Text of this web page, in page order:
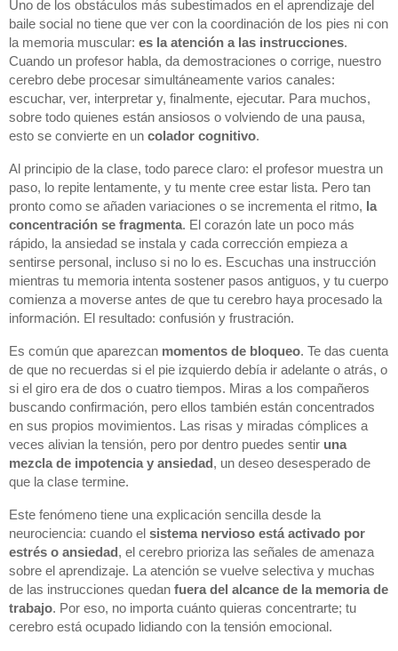
Uno de los obstáculos más subestimados en el aprendizaje del
baile social no tiene que ver con la coordinación de los pies ni con
la memoria muscular: es la atención a las instrucciones.
Cuando un profesor habla, da demostraciones o corrige, nuestro
cerebro debe procesar simultáneamente varios canales:
escuchar, ver, interpretar y, finalmente, ejecutar. Para muchos,
sobre todo quienes están ansiosos o volviendo de una pausa,
esto se convierte en un colador cognitivo.
Al principio de la clase, todo parece claro: el profesor muestra un
paso, lo repite lentamente, y tu mente cree estar lista. Pero tan
pronto como se añaden variaciones o se incrementa el ritmo, la
concentración se fragmenta. El corazón late un poco más
rápido, la ansiedad se instala y cada corrección empieza a
sentirse personal, incluso si no lo es. Escuchas una instrucción
mientras tu memoria intenta sostener pasos antiguos, y tu cuerpo
comienza a moverse antes de que tu cerebro haya procesado la
información. El resultado: confusión y frustración.
Es común que aparezcan momentos de bloqueo. Te das cuenta
de que no recuerdas si el pie izquierdo debía ir adelante o atrás, o
si el giro era de dos o cuatro tiempos. Miras a los compañeros
buscando confirmación, pero ellos también están concentrados
en sus propios movimientos. Las risas y miradas cómplices a
veces alivian la tensión, pero por dentro puedes sentir una
mezcla de impotencia y ansiedad , un deseo desesperado de
que la clase termine.
Este fenómeno tiene una explicación sencilla desde la
neurociencia: cuando el sistema nervioso está activado por
estrés o ansiedad , el cerebro prioriza las señales de amenaza
sobre el aprendizaje. La atención se vuelve selectiva y muchas
de las instrucciones quedan fuera del alcance de la memoria de
trabajo. Por eso, no importa cuánto quieras concentrarte; tu
cerebro está ocupado lidiando con la tensión emocional.